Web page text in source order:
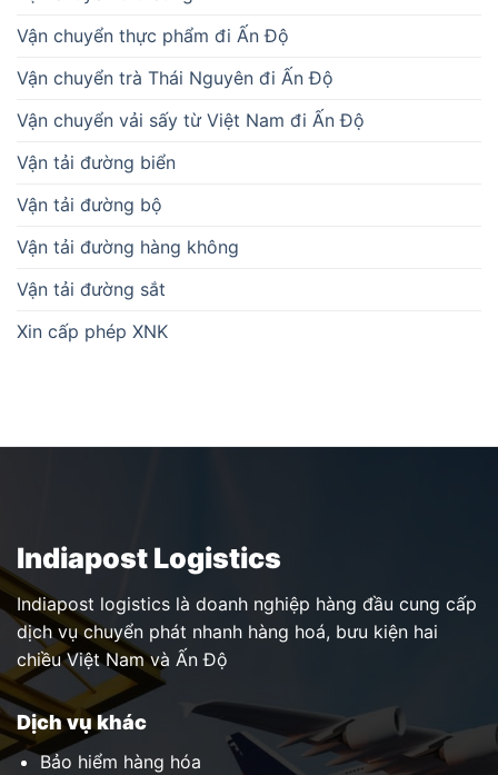
Vận chuyển thực phẩm đi Ấn Độ
Vận chuyển trà Thái Nguyên đi Ấn Độ
Vận chuyển vải sấy từ Việt Nam đi Ấn Độ
Vận tải đường biển
Vận tải đường bộ
Vận tải đường hàng không
Vận tải đường sắt
Xin cấp phép XNK
Indiapost Logistics
Indiapost logistics là doanh nghiệp hàng đầu cung cấp
dịch vụ chuyển phát nhanh hàng hoá, bưu kiện hai
chiều Việt Nam và Ấn Độ
Dịch vụ khác
Bảo hiểm hàng hóa